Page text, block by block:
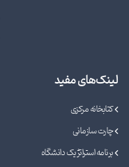
لینک‌های مفید
کتابخانه مرکزی
چارت سازمانی
برنامه استراتژیک دانشگاه